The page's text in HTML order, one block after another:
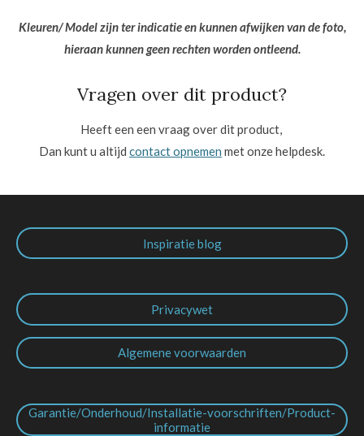
Kleuren/ Model zijn ter indicatie en kunnen afwijken van de foto,
hieraan kunnen geen rechten worden ontleend.
Vragen over dit product?
Heeft een een vraag over dit product,
Dan kunt u altijd contact opnemen met onze helpdesk.
Inspiratie blog
Privacywet
Algemene voorwaarden
Garantie/Onderhoud/Installatie-voorschriften/Product-
informatie